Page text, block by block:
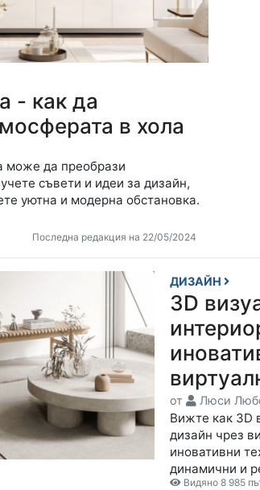
- как да
в хола
може да преобрази
съвети и идеи за дизайн,
уютна и модерна обстановка.
Последна редакция на 22/05/2024
ДИЗАЙН
3D
от Люси
Вижте как 3D
дизайн чрез
иновативни
динамични и
Видяно 8 985